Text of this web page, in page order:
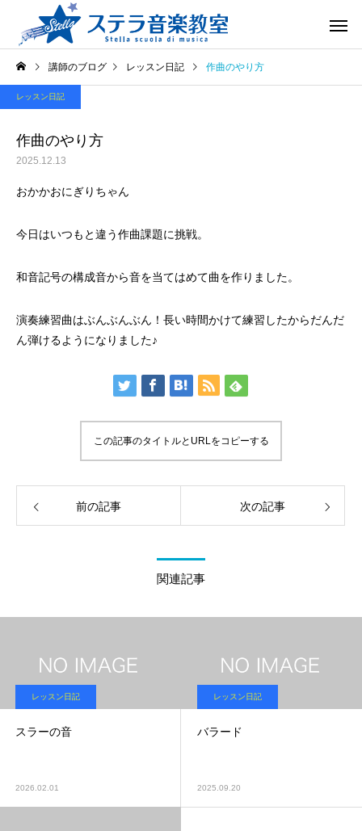
講師のブログ レッスン日記 作曲のやり方
レッスン日記
作曲のやり方
2025.12.13
おかかおにぎりちゃん
今日はいつもと違う作曲課題に挑戦。
和音記号の構成音から音を当てはめて曲を作りました。
演奏練習曲はぶんぶんぶん！長い時間かけて練習したからだんだ
ん弾けるようになりました♪
この記事のタイトルとURLをコピーする
前の記事 次の記事
関連記事
レッスン日記
スラーの音
2026.02.01
レッスン日記
バラード
2025.09.20